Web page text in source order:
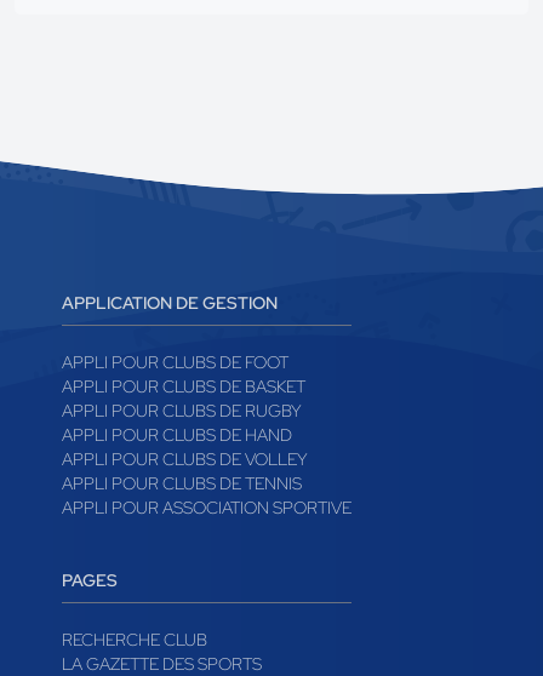
APPLICATION DE GESTION
APPLI POUR CLUBS DE FOOT
APPLI POUR CLUBS DE BASKET
APPLI POUR CLUBS DE RUGBY
APPLI POUR CLUBS DE HAND
APPLI POUR CLUBS DE VOLLEY
APPLI POUR CLUBS DE TENNIS
APPLI POUR ASSOCIATION SPORTIVE
PAGES
RECHERCHE CLUB
LA GAZETTE DES SPORTS